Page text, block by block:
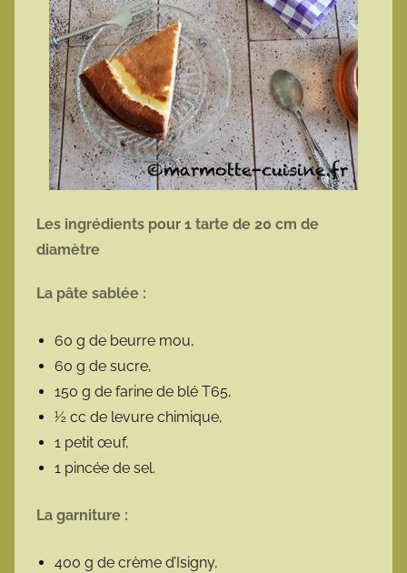
Les ingrédients pour 1 tarte de 20 cm de
diamètre
La pâte sablée :
60 g de beurre mou,
60 g de sucre,
150 g de farine de blé T65,
½ cc de levure chimique,
1 petit œuf,
1 pincée de sel.
La garniture :
400 g de crème d’Isigny,